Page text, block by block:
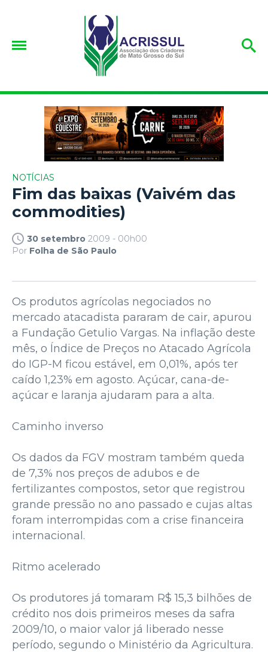
NOTÍCIAS
Fim das baixas (Vaivém das
commodities)
30 setembro 2009 - 00h00
Por Folha de São Paulo
Os produtos agrícolas negociados no
mercado atacadista pararam de cair, apurou
a Fundação Getulio Vargas. Na inflação deste
mês, o Índice de Preços no Atacado Agrícola
do IGP-M ficou estável, em 0,01%, após ter
caído 1,23% em agosto. Açúcar, cana-de-
açúcar e laranja ajudaram para a alta.
Caminho inverso
Os dados da FGV mostram também queda
de 7,3% nos preços de adubos e de
fertilizantes compostos, setor que registrou
grande pressão no ano passado e cujas altas
foram interrompidas com a crise financeira
internacional.
Ritmo acelerado
Os produtores já tomaram R$ 15,3 bilhões de
crédito nos dois primeiros meses da safra
2009/10, o maior valor já liberado nesse
período, segundo o Ministério da Agricultura.